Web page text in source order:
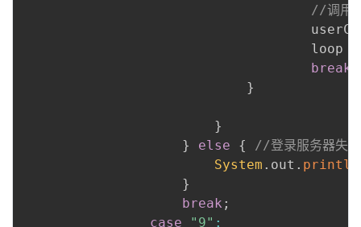
//调用
                                    loop
break
}
}
}
else {
//登录服务器失败
System . out . println
}
break ;
case
"9" :